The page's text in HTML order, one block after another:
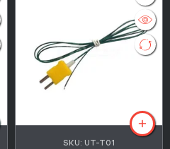
SKU: UT-T01